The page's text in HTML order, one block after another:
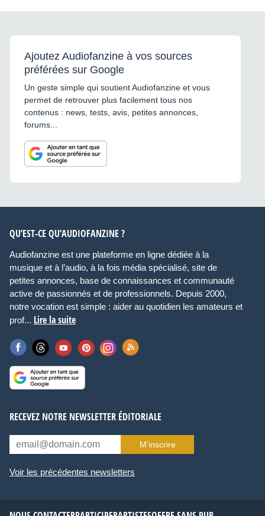
Ajoutez Audiofanzine à vos sources
préférées sur Google
Un geste simple qui soutient Audiofanzine et vous
permet de retrouver plus facilement tous nos
contenus : news, tests, avis, petites annonces,
forums...
QU’EST-CE QU’AUDIOFANZINE ?
Audiofanzine est une plateforme en ligne dédiée à la
musique et à l’audio, à la fois média spécialisé, site de
petites annonces, base de connaissances et communauté
active de passionnés et de professionnels. Depuis 2000,
notre vocation est simple : aider au quotidien les amateurs et
prof... Lire la suite
RECEVEZ NOTRE NEWSLETTER ÉDITORIALE
M’inscrire
Voir les précédentes newsletters